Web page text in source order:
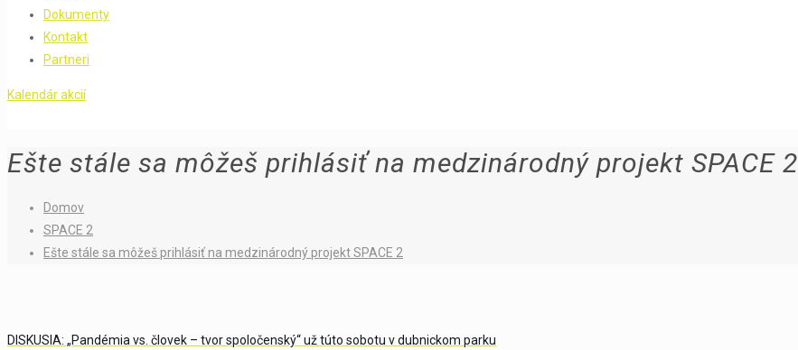
Dokumenty
Kontakt
Partneri
Kalendár akcií
Ešte stále sa môžeš prihlásiť na medzinárodný projekt SPACE 2
Domov
SPACE 2
Ešte stále sa môžeš prihlásiť na medzinárodný projekt SPACE 2
DISKUSIA: „Pandémia vs. človek – tvor spoločenský“ už túto sobotu v dubnickom parku